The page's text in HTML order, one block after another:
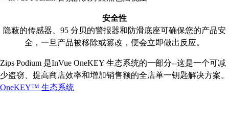
安全性
隐蔽的传感器、95 分贝的警报器和防滑底座可确保您的产品安
全，一旦产品被移除或篡改，便会立即做出反应。
Zips Podium 是InVue OneKEY 生态系统的一部分--这是一个可减
少盗窃、提高商店效率和增加销售额的全店单一钥匙解决方案。
OneKEY™ 生态系统